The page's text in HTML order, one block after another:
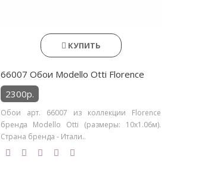
КУПИТЬ
66007 Обои Modello Otti Florence
2300р.
Обои арт. 66007 из коллекции Florence
бренда Modello Otti (размеры: 10х1.06м).
Страна бренда - Итали..